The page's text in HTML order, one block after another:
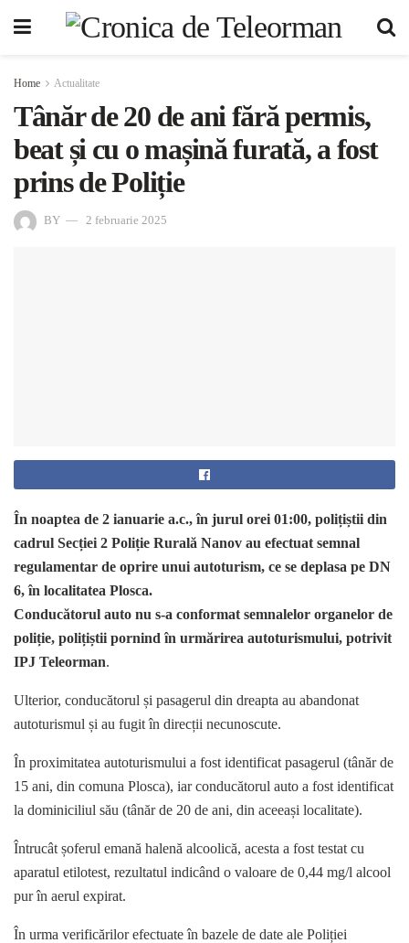
Home Actualitate
Tânăr de 20 de ani fără permis,
beat și cu o mașină furată, a fost
prins de Poliție
BY 2 februarie 2025
În noaptea de 2 ianuarie a.c., în jurul orei 01:00, polițiștii din
cadrul Secției 2 Poliție Rurală Nanov au efectuat semnal
regulamentar de oprire unui autoturism, ce se deplasa pe DN
6, în localitatea Plosca.
Conducătorul auto nu s-a conformat semnalelor organelor de
poliție, polițiștii pornind în urmărirea autoturismului, potrivit
IPJ Teleorman.
Ulterior, conducătorul și pasagerul din dreapta au abandonat
autoturismul și au fugit în direcții necunoscute.
În proximitatea autoturismului a fost identificat pasagerul (tânăr de
15 ani, din comuna Plosca), iar conducătorul auto a fost identificat
la dominiciliul său (tânăr de 20 de ani, din aceeași localitate).
Întrucât șoferul emană halenă alcoolică, acesta a fost testat cu
aparatul etilotest, rezultatul indicând o valoare de 0,44 mg/l alcool
pur în aerul expirat.
În urma verificărilor efectuate în bazele de date ale Poliției